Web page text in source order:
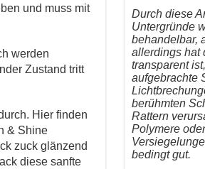
und muss mit
werden
Zustand tritt
Hier finden
& Shine
zuck glänzend
diese sanfte
Durch diese
Untergründe
behandelbar,
allerdings hat
transparent
aufgebrachte
berühmten
Rattern
Polymere
bedingt gut.